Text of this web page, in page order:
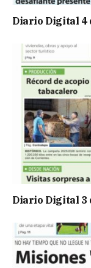
Diario Digital 4
Diario Digital 3